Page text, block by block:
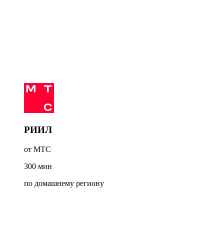
РИИЛ
от МТС
300 мин
по домашнему региону